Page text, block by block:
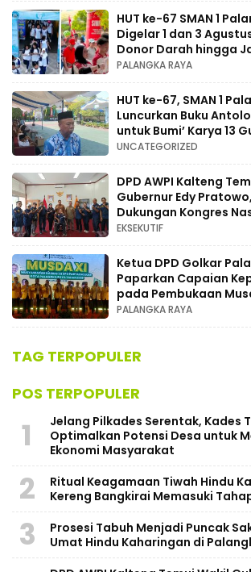
HUT ke-67 SMAN 1
Digelar 1 dan 3
Donor Darah hingga
Berhadiah Doorprize
PALANGKA RAYA
HUT ke-67, SMAN 1
Luncurkan Buku
untuk Bumi’ Karya 13
UNCATEGORIZED
DPD AWPI Kalteng
Gubernur Edy
Dukungan Kongres
Kalimantan Tengah
EKSEKUTIF
Ketua DPD Golkar
Paparkan Capaian
pada Pembukaan
PALANGKA RAYA
TAG TERPOPULER
POS TERPOPULER
1
Jelang Pilkades Serentak, Kades
Optimalkan Potensi Desa untuk
Ekonomi Masyarakat
2
Ritual Keagamaan Tiwah Hindu
Kereng Bangkirai Memasuki
3
Prosesi Tabuh Menjadi Puncak
Umat Hindu Kaharingan di